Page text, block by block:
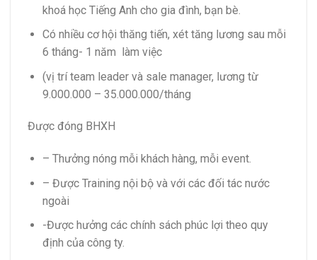
khoá học Tiếng Anh cho gia đình, bạn bè.
Có nhiều cơ hội thăng tiến, xét tăng lương sau mỗi
6 tháng- 1 năm làm việc
(vị trí team leader và sale manager, lương từ
9.000.000 – 35.000.000/tháng
Được đóng BHXH
– Thưởng nóng mỗi khách hàng, mỗi event.
– Được Training nội bộ và với các đối tác nước
ngoài
-Được hưởng các chính sách phúc lợi theo quy
định của công ty.